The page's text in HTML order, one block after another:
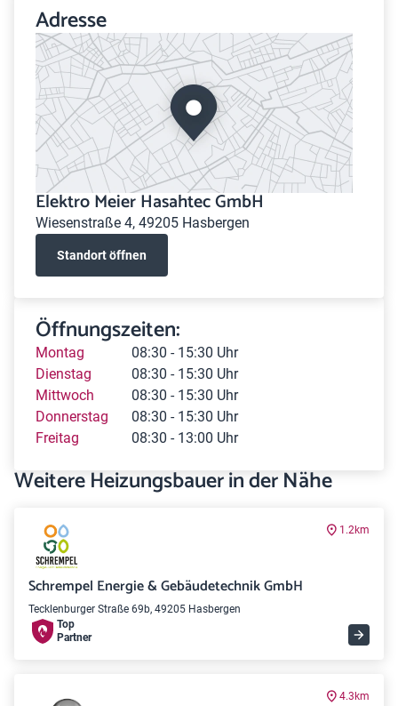
Adresse
Elektro Meier Hasahtec GmbH
Wiesenstraße 4, 49205 Hasbergen
Standort öffnen
Öffnungszeiten:
Montag
08:30 - 15:30 Uhr
Dienstag
08:30 - 15:30 Uhr
Mittwoch
08:30 - 15:30 Uhr
Donnerstag
08:30 - 15:30 Uhr
Freitag
08:30 - 13:00 Uhr
Weitere Heizungsbauer in der Nähe
1.2km
Schrempel Energie & Gebäudetechnik GmbH
Tecklenburger Straße 69b, 49205 Hasbergen
Top
Partner
4.3km